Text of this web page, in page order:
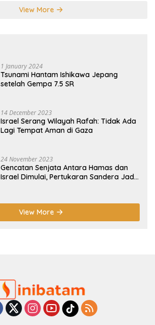
View More
1 January 2024
Tsunami Hantam Ishikawa Jepang
setelah Gempa 7.5 SR
14 December 2023
Israel Serang Wilayah Rafah: Tidak Ada
Lagi Tempat Aman di Gaza
24 November 2023
Gencatan Senjata Antara Hamas dan
Israel Dimulai, Pertukaran Sandera Jadi
View More